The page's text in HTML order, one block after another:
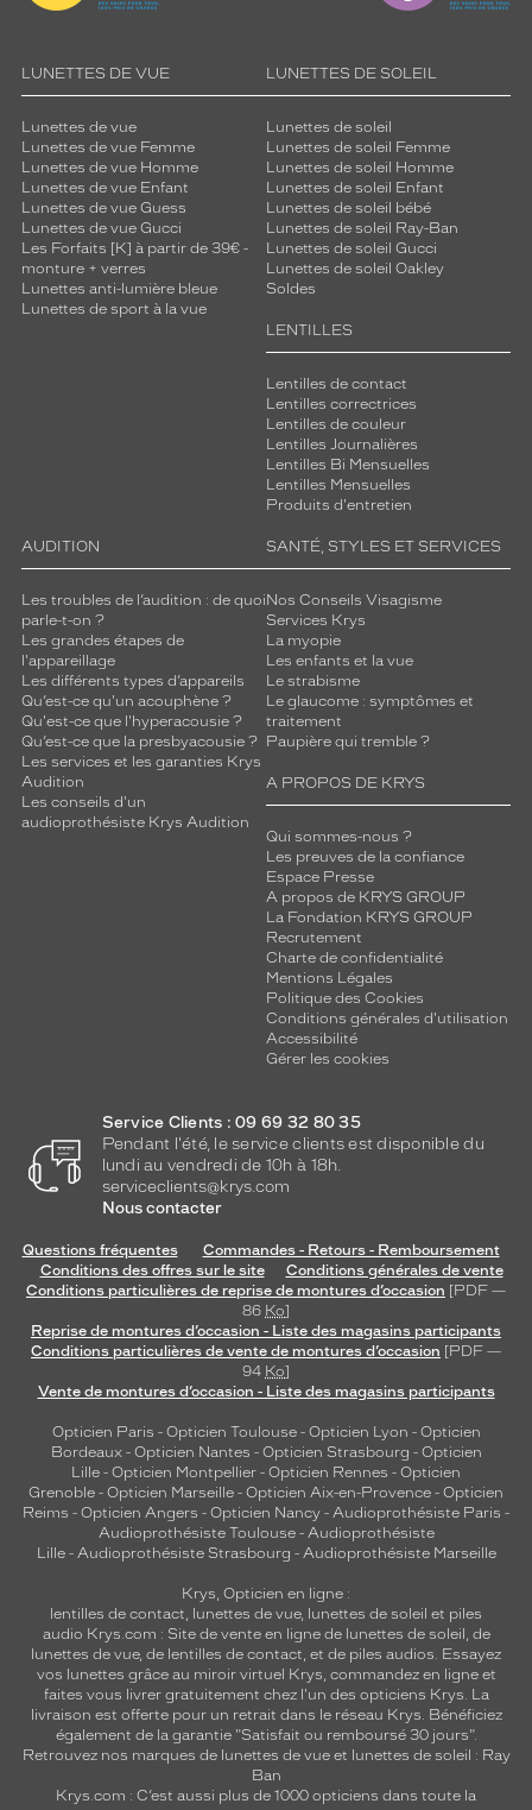
LUNETTES DE VUE
Lunettes de vue
Lunettes de vue Femme
Lunettes de vue Homme
Lunettes de vue Enfant
Lunettes de vue Guess
Lunettes de vue Gucci
Les Forfaits [K] à partir de 39€ -
monture + verres
Lunettes anti-lumière bleue
Lunettes de sport à la vue
LUNETTES DE SOLEIL
Lunettes de soleil
Lunettes de soleil Femme
Lunettes de soleil Homme
Lunettes de soleil Enfant
Lunettes de soleil bébé
Lunettes de soleil Ray-Ban
Lunettes de soleil Gucci
Lunettes de soleil Oakley
Soldes
LENTILLES
Lentilles de contact
Lentilles correctrices
Lentilles de couleur
Lentilles Journalières
Lentilles Bi Mensuelles
Lentilles Mensuelles
Produits d'entretien
AUDITION
Les troubles de l’audition : de quoi
parle-t-on ?
Les grandes étapes de
l'appareillage
Les différents types d’appareils
Qu’est-ce qu'un acouphène ?
Qu'est-ce que l'hyperacousie ?
Qu’est-ce que la presbyacousie ?
Les services et les garanties Krys
Audition
Les conseils d'un
audioprothésiste Krys Audition
SANTÉ, STYLES ET SERVICES
Nos Conseils Visagisme
Services Krys
La myopie
Les enfants et la vue
Le strabisme
Le glaucome : symptômes et
traitement
Paupière qui tremble ?
A PROPOS DE KRYS
Qui sommes-nous ?
Les preuves de la confiance
Espace Presse
A propos de KRYS GROUP
La Fondation KRYS GROUP
Recrutement
Charte de confidentialité
Mentions Légales
Politique des Cookies
Conditions générales d'utilisation
Accessibilité
Gérer les cookies
Service Clients : 09 69 32 80 35
Pendant l'été, le service clients est disponible du
lundi au vendredi de 10h à 18h.
serviceclients@krys.com
Nous contacter
Questions fréquentes
Commandes - Retours - Remboursement
Conditions des offres sur le site
Conditions générales de vente
Conditions particulières de reprise de montures d’occasion [PDF —
86 Ko]
Reprise de montures d’occasion - Liste des magasins participants
Conditions particulières de vente de montures d’occasion [PDF —
94 Ko]
Vente de montures d’occasion - Liste des magasins participants
Opticien Paris - Opticien Toulouse- Opticien Lyon - Opticien
Bordeaux- Opticien Nantes - Opticien Strasbourg - Opticien
Lille - Opticien Montpellier - Opticien Rennes - Opticien
Grenoble - Opticien Marseille - Opticien Aix-en-Provence - Opticien
Reims - Opticien Angers - Opticien Nancy - Audioprothésiste Paris -
Audioprothésiste Toulouse- Audioprothésiste
Lille- Audioprothésiste Strasbourg - Audioprothésiste Marseille
Krys, Opticien en ligne :
lentilles de contact, lunettes de vue, lunettes de soleil et piles
audio Krys.com : Site de vente en ligne de lunettes de soleil, de
lunettes de vue, de lentilles de contact, et de piles audios. Essayez
vos lunettes grâce au miroir virtuel Krys, commandez en ligne et
faites vous livrer gratuitement chez l'un des opticiens Krys. La
livraison est offerte pour un retrait dans le réseau Krys. Bénéficiez
également de la garantie "Satisfait ou remboursé 30 jours".
Retrouvez nos marques de lunettes de vue et lunettes de soleil : Ray
Ban
Krys.com : C’est aussi plus de 1000 opticiens dans toute la